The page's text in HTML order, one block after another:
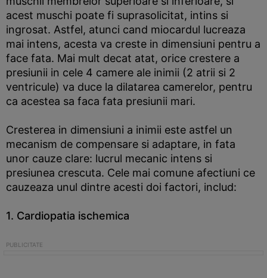
acest muschi poate fi suprasolicitat, intins si
ingrosat. Astfel, atunci cand miocardul lucreaza
mai intens, acesta va creste in dimensiuni pentru a
face fata. Mai mult decat atat, orice crestere a
presiunii in cele 4 camere ale inimii (2 atrii si 2
ventricule) va duce la dilatarea camerelor, pentru
ca acestea sa faca fata presiunii mari.
Cresterea in dimensiuni a inimii este astfel un
mecanism de compensare si adaptare, in fata
unor cauze clare: lucrul mecanic intens si
presiunea crescuta. Cele mai comune afectiuni ce
cauzeaza unul dintre acesti doi factori, includ:
1. Cardiopatia ischemica